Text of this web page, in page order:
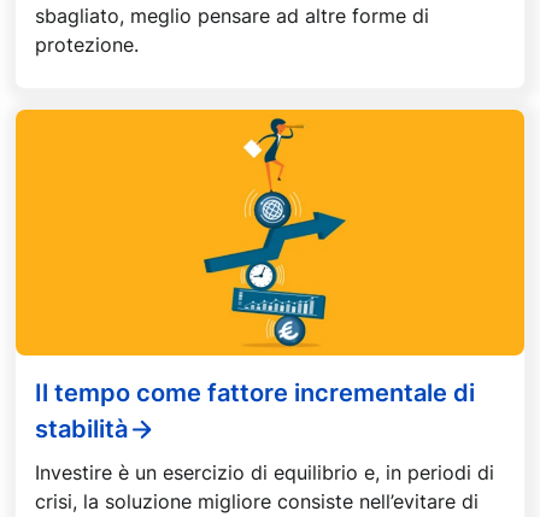
sbagliato, meglio pensare ad altre forme di
protezione.
Il tempo come fattore incrementale di
stabilità
Investire è un esercizio di equilibrio e, in periodi di
crisi, la soluzione migliore consiste nell’evitare di